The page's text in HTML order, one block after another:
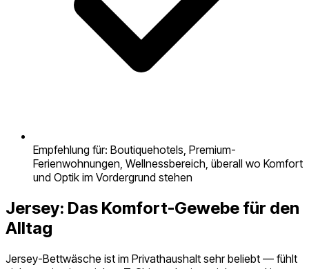
Empfehlung für: Boutiquehotels, Premium-
Ferienwohnungen, Wellnessbereich, überall wo Komfort
und Optik im Vordergrund stehen
Jersey: Das Komfort-Gewebe für den
Alltag
Jersey-Bettwäsche ist im Privathaushalt sehr beliebt — fühlt